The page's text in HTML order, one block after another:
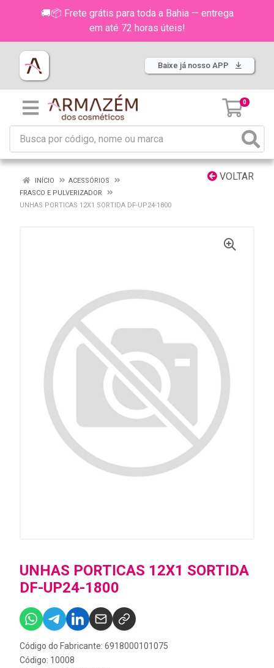
🚚📦 Frete grátis para toda a Bahia — entrega
em até 72 horas úteis!
Baixe já nosso APP
0
VOLTAR
INÍCIO
ACESSÓRIOS
FRASCO E PULVERIZADOR
UNHAS PORTICAS 12X1 SORTIDA DF-UP24-1800
UNHAS PORTICAS 12X1 SORTIDA
DF-UP24-1800
Código do Fabricante: 6918000101075
Código: 10008